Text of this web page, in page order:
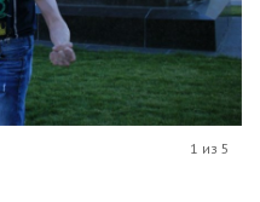
1 из 5